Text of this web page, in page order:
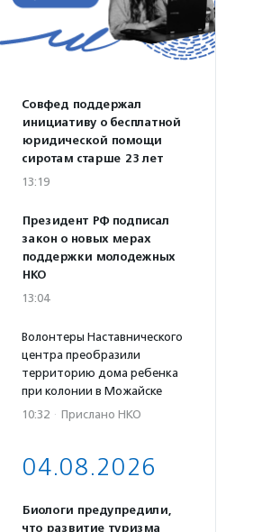
Совфед поддержал
инициативу о бесплатной
юридической помощи
сиротам старше 23 лет
13:19
Президент РФ подписал
закон о новых мерах
поддержки молодежных
НКО
13:04
Волонтеры Наставнического
центра преобразили
территорию дома ребенка
при колонии в Можайске
10:32 · Прислано НКО
04.08.2026
Биологи предупредили,
что развитие туризма